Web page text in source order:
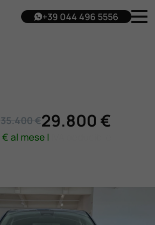
+39 044 496 5556
35.400 €29.800 €
€ al mese |